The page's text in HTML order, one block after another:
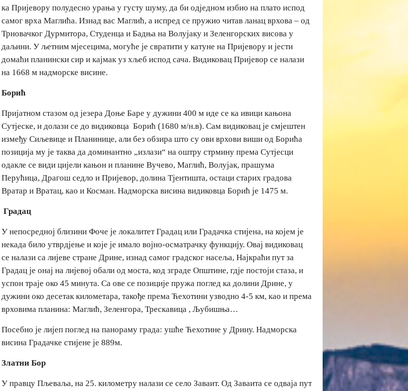
ка Пријевору полудесно урања у густу шуму, да би одједном избио на плато испод
самог врха Маглића. Изнад вас Маглић, а испред се пружио читав ланац врхова – од
Трновачког Дурмитора, Студенца и Бадња на Волујаку и Зеленгорских висова у
даљини. У љетним мјесецима, могуће је свратити у катуне на Пријевору и јести
домаћи планински сир и кајмак уз хљеб испод сача. Видиковац Пријевор се налази
на 1668 м надморске висине.
Борић
Пријатном стазом од језера Доње Баре у дужини 400 м иде се ка ивици кањона
Сутјеске, и долази се до видиковца Борић (1680 м/н.в). Сам видиковац је смјештен
између Сиљевице и Планинице, али без обзира што су ови врхови виши од Борића
позиција му је таква да доминантно „излази“ на оштру стрмину према Сутјесци
одакле се види цијели кањон и планине Вучево, Маглић, Волујак, прашума
Перућица, Драгош седло и Пријевор, долина Тјентишта, остаци старих градова
Вратар и Вратац, као и Косман. Надморска висина видиковца Борић је 1475 м.
Градац
У непосредној близини Фоче је локалитет Градац или Градачка стијена, на којем је
некада било утврдјење и које је имало војно-осматрачку функцију. Овај видиковац
се налази са лијеве стране Дрине, изнад самог градског насеља, Најкраћи пут за
Градац је онај на лијевој обали од моста, код зграде Општине, гдје постоји стаза, и
успон траје око 45 минута. Са ове се позиције пружа поглед ка долини Дрине, у
дужини око десетак километара, такође према Ћехотини узводно 4-5 км, као и према
врховима планина: Маглић, Зеленгора, Трескавица , Љубишња…
Посебно је лијеп поглед на панораму града: ушће Ћехотине у Дрину. Надморска
висина Градачке стијене је 889м.
Златни Бор
У правцу Пљеваља, на 25. километру налази се село Заваит. Од Заваита се одваја пут